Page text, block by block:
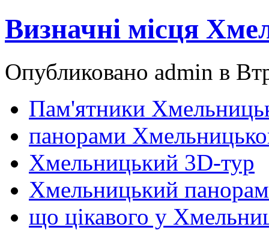
Визначні місця
Опубликовано admin в
Пам'ятники
панорами
Хмельницький 3D-тур
Хмельницький
що цікавого у